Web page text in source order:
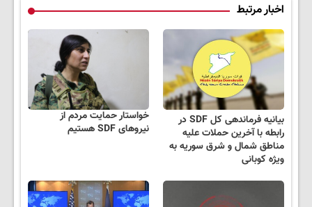
اخبار مرتبط
بیانیه فرماندهی کل SDF در
رابطه با آخرین حملات علیه
مناطق شمال و شرق سوریه به
ویژه کوبانی
خواستار حمایت مردم از
نیروهای SDF هستیم